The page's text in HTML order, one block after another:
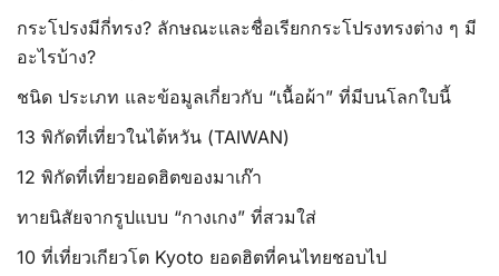
กระโปรงมีกี่ทรง? ลักษณะและชื่อเรียกกระโปรงทรงต่าง ๆ มี
อะไรบ้าง?
ชนิด ประเภท และข้อมูลเกี่ยวกับ “เนื้อผ้า” ที่มีบนโลกใบนี้
13 พิกัดที่เที่ยวในไต้หวัน (TAIWAN)
12 พิกัดที่เที่ยวยอดฮิตของมาเก๊า
ทายนิสัยจากรูปแบบ “กางเกง” ที่สวมใส่
10 ที่เที่ยวเกียวโต Kyoto ยอดฮิตที่คนไทยชอบไป